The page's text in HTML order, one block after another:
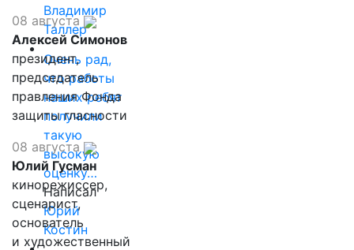
Владимир
Таллер
Очень рад,
что работы
наших ребят
получили
такую
высокую
оценку…
Написал
Юрий
Костин
08 августа
Алексей Симонов
президент,
председатель
правления Фонда
защиты гласности
08 августа
Юлий Гусман
кинорежиссер,
сценарист,
основатель
и художественный